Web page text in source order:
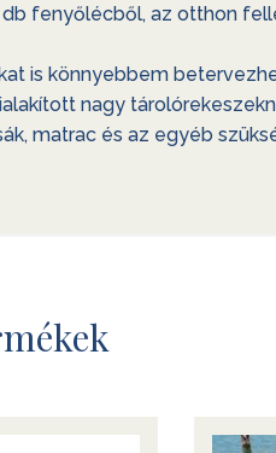
fenyőlécből, az otthon
is könnyebbem
nagy
matrac és az egyéb